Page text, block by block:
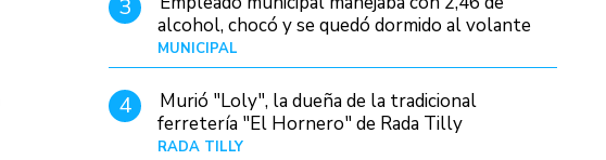
3
alcohol, chocó y se quedó dormido al volante
MUNICIPAL
4
Murió "Loly", la dueña de la tradicional
ferretería "El Hornero" de Rada Tilly
RADA TILLY